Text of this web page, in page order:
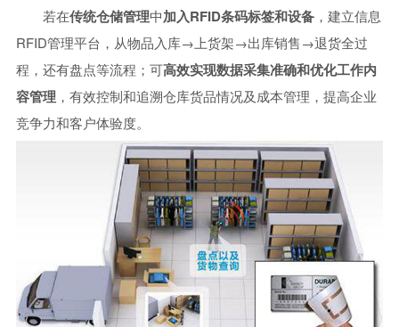
若在传统仓储管理中加入RFID条码标签和设备，建立信息
RFID管理平台，从物品入库→上货架→出库销售→退货全过
程，还有盘点等流程；可高效实现数据采集准确和优化工作内
容管理 ，有效控制和追溯仓库货品情况及成本管理，提高企业
竞争力和客户体验度。